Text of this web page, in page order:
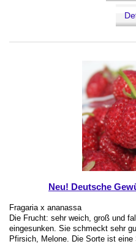
Neu! Deutsche
Fragaria x ananassa
Die Frucht: sehr weich, groß und
eingesunken. Sie schmeckt sehr
Pfirsich, Melone. Die Sorte ist